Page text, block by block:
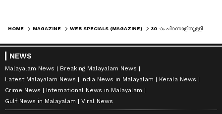
HOME MAGAZINE WEB SPECIALS (MAGAZINE)
NEWS
Malayalam News
Breaking Malayalam News
Latest Malayalam News
India News in Malayalam
Kerala News
Crime News
International News in Malayalam
Gulf News in Malayalam
Viral News